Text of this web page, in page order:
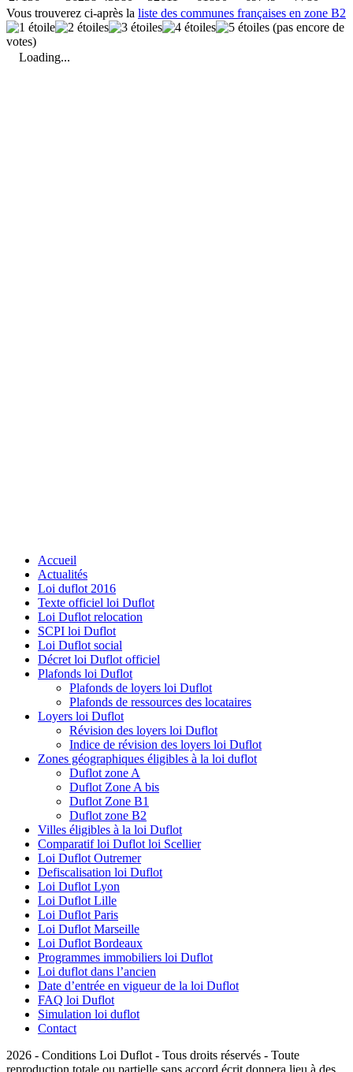
Vous trouverez ci-après la liste des communes françaises en zone B2
(pas encore de
votes)
Loading...
Accueil
Actualités
Loi duflot 2016
Texte officiel loi Duflot
Loi Duflot relocation
SCPI loi Duflot
Loi Duflot social
Décret loi Duflot officiel
Plafonds loi Duflot
Plafonds de loyers loi Duflot
Plafonds de ressources des locataires
Loyers loi Duflot
Révision des loyers loi Duflot
Indice de révision des loyers loi Duflot
Zones géographiques éligibles à la loi duflot
Duflot zone A
Duflot Zone A bis
Duflot Zone B1
Duflot zone B2
Villes éligibles à la loi Duflot
Comparatif loi Duflot loi Scellier
Loi Duflot Outremer
Defiscalisation loi Duflot
Loi Duflot Lyon
Loi Duflot Lille
Loi Duflot Paris
Loi Duflot Marseille
Loi Duflot Bordeaux
Programmes immobiliers loi Duflot
Loi duflot dans l’ancien
Date d’entrée en vigueur de la loi Duflot
FAQ loi Duflot
Simulation loi duflot
Contact
2026 - Conditions Loi Duflot - Tous droits réservés - Toute
reproduction totale ou partielle sans accord écrit donnera lieu à des